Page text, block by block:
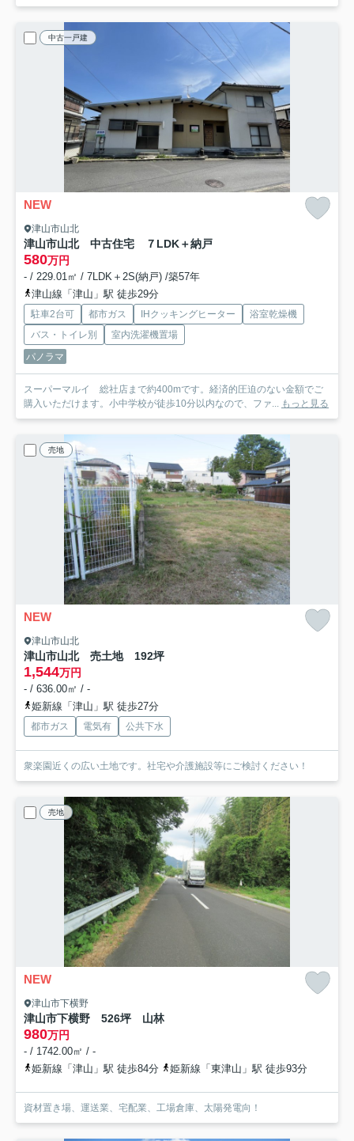
中古一戸建
NEW
津山市山北
津山市山北 中古住宅 ７LDK＋納戸
580万円
- / 229.01㎡ / 7LDK＋2S(納戸) /築57年
津山線「津山」駅 徒歩29分
駐車2台可 都市ガス IHクッキングヒーター
浴室乾燥機
バス・トイレ別
室内洗濯機置場
パノラマ
スーパーマルイ 総社店まで約400mです。経済的圧迫のない金額でご
購入いただけます。小中学校が徒歩10分以内なので、ファ...
もっと見る
売地
NEW
津山市山北
津山市山北 売土地 192坪
1,544万円
- / 636.00㎡ / -
姫新線「津山」駅 徒歩27分
都市ガス 電気有 公共下水
衆楽園近くの広い土地です。社宅や介護施設等にご検討ください！
売地
NEW
津山市下横野
津山市下横野 526坪 山林
980万円
- / 1742.00㎡ / -
姫新線「津山」駅 徒歩84分
姫新線「東津山」駅 徒歩93分
資材置き場、運送業、宅配業、工場倉庫、太陽発電向！